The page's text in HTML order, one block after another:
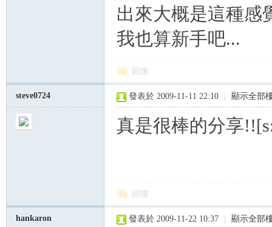
出來大概是這種感
我也算新手吧...
回復
steve0724 發表於 2009-11-11 22:10 顯示全部
真是很棒的分享
回復
hankaron 發表於 2009-11-22 10:37 顯示全部